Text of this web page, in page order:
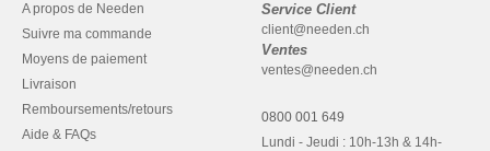
A propos de Needen
Suivre ma commande
Moyens de paiement
Livraison
Remboursements/retours
Aide & FAQs
Service Client
client@needen.ch
Ventes
ventes@needen.ch
0800 001 649
Lundi - Jeudi : 10h-13h & 14h-